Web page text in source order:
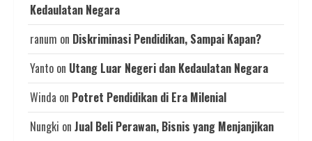
Kedaulatan Negara
ranum on Diskriminasi Pendidikan, Sampai Kapan?
Yanto on Utang Luar Negeri dan Kedaulatan Negara
Winda on Potret Pendidikan di Era Milenial
Nungki on Jual Beli Perawan, Bisnis yang Menjanjikan